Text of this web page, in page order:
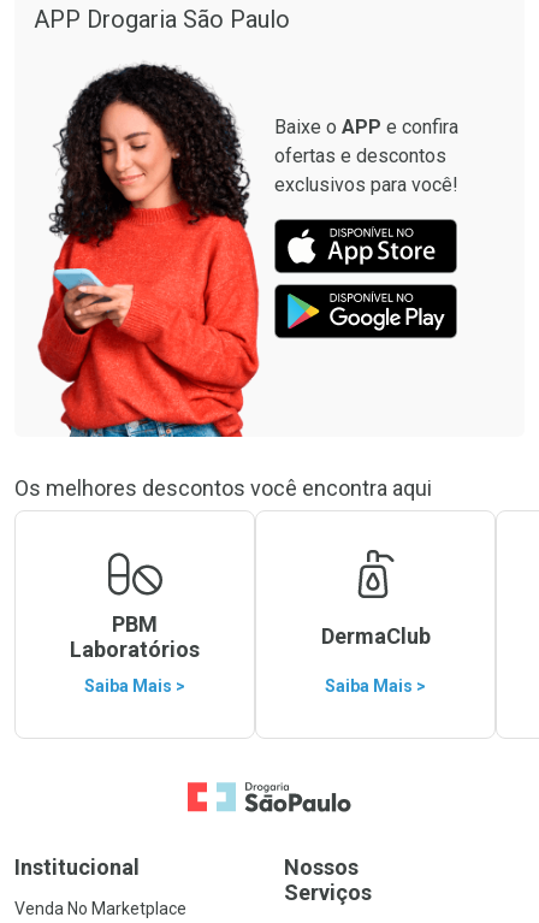
Comprar sem Desconto
Comprar sem Desconto
Por R$ 59,30/cada
APP Drogaria São Paulo
Baixe o APP e confira
ofertas e descontos
exclusivos para você!
Os melhores descontos você encontra aqui
PBM
Laboratórios
Saiba Mais >
DermaClub
Saiba Mais >
Ir para a Home
Institucional
Venda No Marketplace
Nossos
Serviços